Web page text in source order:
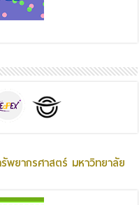
พยากรศาสตร์ มหาวิทยาลัย